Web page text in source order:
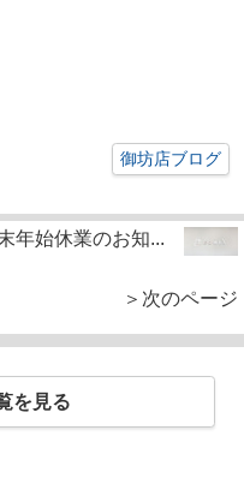
御坊店ブログ
年始休業のお知...
＞次のページ
を見る